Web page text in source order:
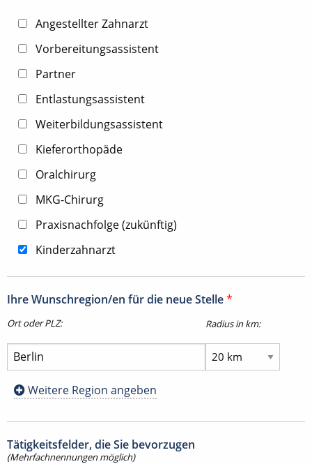
Angestellter Zahnarzt
Vorbereitungsassistent
Partner
Entlastungsassistent
Weiterbildungsassistent
Kieferorthopäde
Oralchirurg
MKG-Chirurg
Praxisnachfolge (zukünftig)
Kinderzahnarzt
Ihre Wunschregion/en für die neue Stelle*
Ort oder PLZ: Radius in km:
Weitere Region angeben
Tätigkeitsfelder, die Sie bevorzugen
(Mehrfachnennungen möglich)